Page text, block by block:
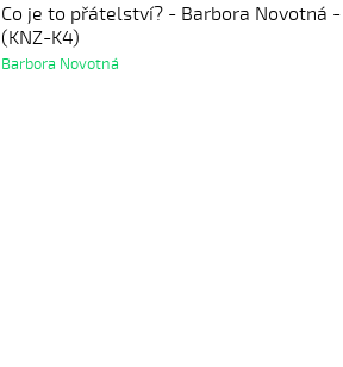
Co je to přátelství? - Barbora Novotná -
(KNZ-K4)
Barbora Novotná